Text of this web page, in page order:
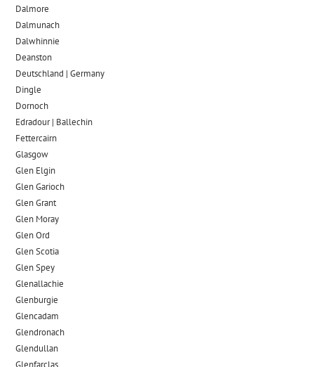
Dalmore​
Dalmunach
Dalwhinnie
Deanston
Deutschland | Germany
Dingle
Dornoch
Edradour | Ballechin
Fettercairn
Glasgow
Glen Elgin
Glen Garioch
Glen Grant
Glen Moray
Glen Ord
Glen Scotia
Glen Spey
Glenallachie
Glenburgie
Glencadam
Glendronach
Glendullan
Glenfarclas